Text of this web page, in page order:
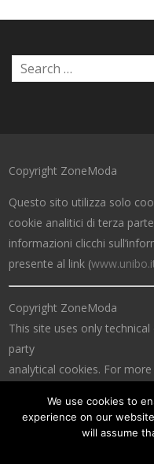
Copyright ZoneModa
Questo sito utilizza solo
cookie analitici di terza
informazioni clicchi
presente al link (
Copyright ZoneModa
This site uses only
party
analytical cookies. For
We use cookies to
experience on our
will assume